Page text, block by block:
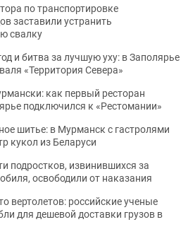
по транспортировке
заставили устранить
свалку
и битва за лучшую уху: в Заполярье
«Территория Севера»
как первый ресторан
подключился к «Рестомании»
шитье: в Мурманск с гастролями
кукол из Беларуси
подростков, извинившихся за
освободили от наказания
вертолетов: российские ученые
для дешевой доставки грузов в